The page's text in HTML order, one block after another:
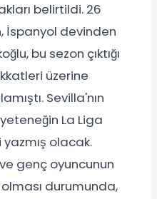
belirtildi. 26
İspanyol devinden
bu sezon çıktığı
üzerine
Sevilla'nın
La Liga
olacak.
genç oyuncunun
durumunda,